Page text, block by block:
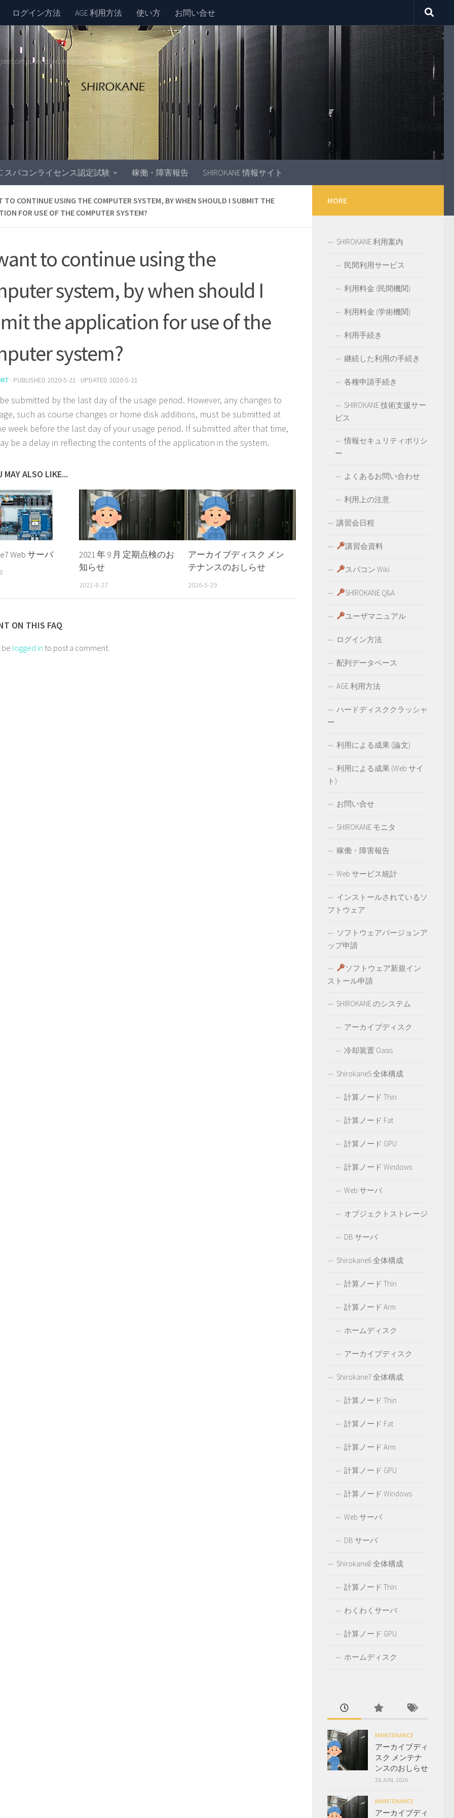
ログイン方法 AGE 利用方法 使い方 お問い合せ
at Human Genome Center
スパコンライセンス認定試験 稼働・障害報告 SHIROKANE 情報サイト
TO CONTINUE USING THE COMPUTER SYSTEM, BY WHEN SHOULD I SUBMIT THE
FOR USE OF THE COMPUTER SYSTEM?
to continue using the
system, by when should I
the application for use of the
system?
· PUBLISHED 2020-5-21 · UPDATED 2020-5-21
submitted by the last day of the usage period. However, any changes to
such as course changes or home disk additions, must be submitted at
week before the last day of your usage period. If submitted after that time,
be a delay in reflecting the contents of the application in the system.
MAY ALSO LIKE...
Web サーバ
2021 年 9 月 定期点検のお
知らせ
2021-8-27
アーカイブディスク メン
テナンスのおしらせ
2026-5-29
ON THIS FAQ
be logged in to post a comment.
MORE
SHIROKANE 利用案内
民間利用サービス
利用料金 (民間機関)
利用料金 (学術機関)
利用手続き
継続した利用の手続き
各種申請手続き
SHIROKANE 技術支援サー
ビス
情報セキュリティポリシ
ー
よくあるお問い合わせ
利用上の注意
講習会日程
講習会資料
スパコン Wiki
SHIROKANE Q&A
ユーザマニュアル
ログイン方法
配列データベース
AGE 利用方法
ハードディスククラッシャ
ー
利用による成果 (論文)
利用による成果 (Web サイ
ト)
お問い合せ
SHIROKANE モニタ
稼働・障害報告
Web サービス統計
インストールされているソ
フトウェア
ソフトウェアバージョンア
ップ申請
ソフトウェア新規イン
ストール申請
SHIROKANE のシステム
アーカイブディスク
冷却装置 Oasis
Shirokane5 全体構成
計算ノード Thin
計算ノード Fat
計算ノード GPU
計算ノード Windows
Web サーバ
オブジェクトストレージ
DB サーバ
Shirokane6 全体構成
計算ノード Thin
計算ノード Arm
ホームディスク
アーカイブディスク
Shirokane7 全体構成
計算ノード Thin
計算ノード Fat
計算ノード Arm
計算ノード GPU
計算ノード Windows
Web サーバ
DB サーバ
Shirokane8 全体構成
計算ノード Thin
わくわくサーバ
計算ノード GPU
ホームディスク
MAINTENANCE
アーカイブディ
スク メンテナ
ンスのおしらせ
26 JUN, 2026
MAINTENANCE
アーカイブディ